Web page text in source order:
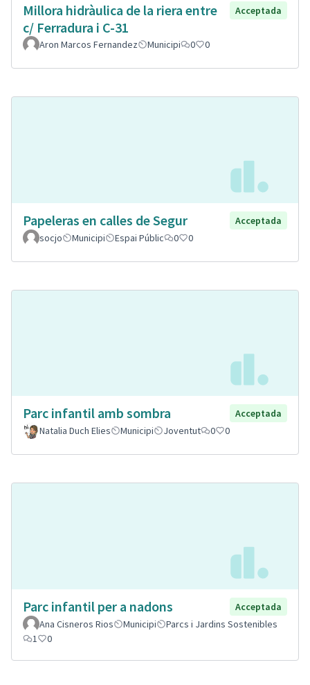
Millora hidràulica de la riera entre
c/ Ferradura i C-31
Acceptada
Aron Marcos Fernandez Municipi 0 0
Papeleras en calles de Segur
Acceptada
socjo
Municipi Espai Públic 0 0
Parc infantil amb sombra
Acceptada
Natalia Duch Elies
Municipi Joventut 0 0
Parc infantil per a nadons
Acceptada
Ana Cisneros Rios
Municipi
Parcs i Jardins Sostenibles
1
0